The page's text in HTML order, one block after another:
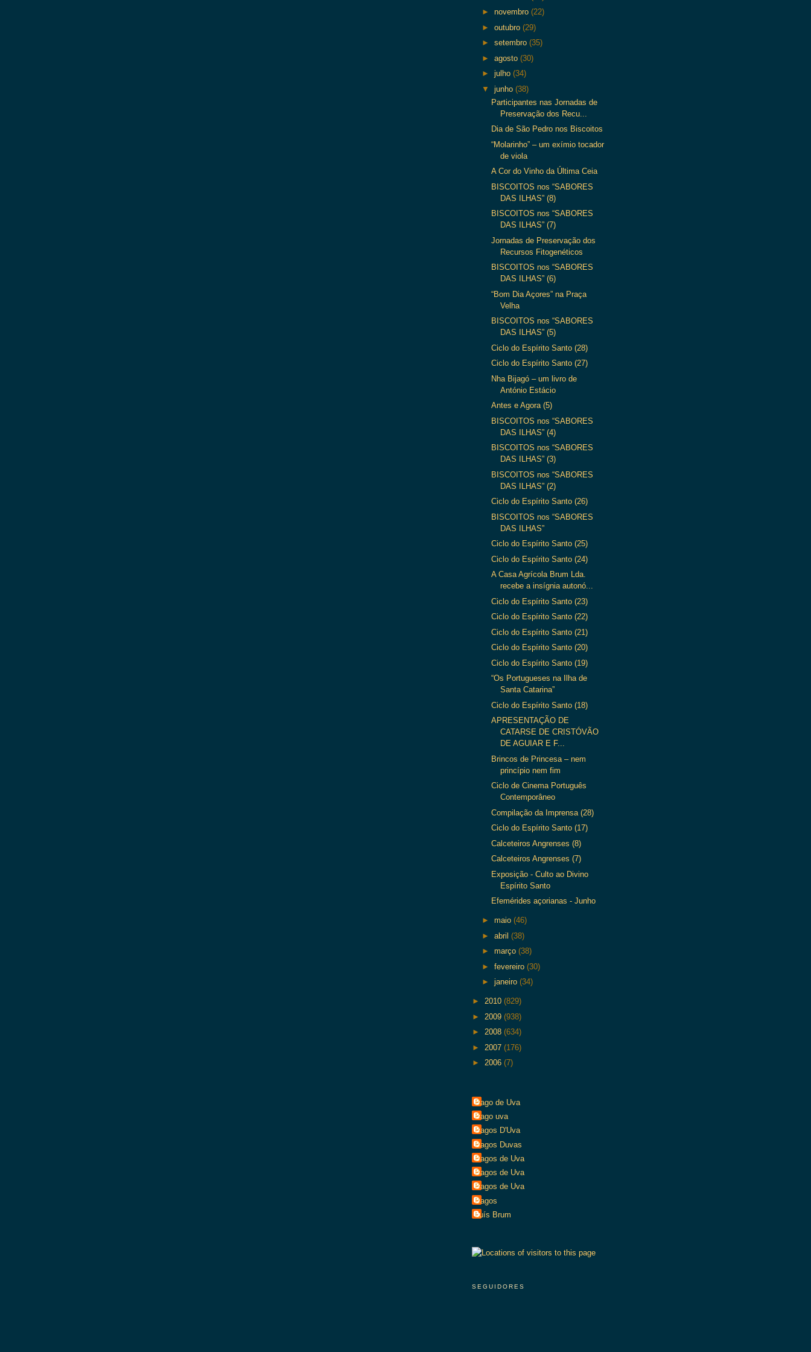
► novembro (22)
► outubro (29)
► setembro (35)
► agosto (30)
► julho (34)
▼ junho (38)
Participantes nas Jornadas de
Preservação dos Recu...
Dia de São Pedro nos Biscoitos
“Molarinho” – um exímio tocador
de viola
A Cor do Vinho da Última Ceia
BISCOITOS nos “SABORES
DAS ILHAS” (8)
BISCOITOS nos “SABORES
DAS ILHAS” (7)
Jornadas de Preservação dos
Recursos Fitogenéticos
BISCOITOS nos “SABORES
DAS ILHAS” (6)
“Bom Dia Açores” na Praça
Velha
BISCOITOS nos “SABORES
DAS ILHAS” (5)
Ciclo do Espírito Santo (28)
Ciclo do Espírito Santo (27)
Nha Bijagó – um livro de
António Estácio
Antes e Agora (5)
BISCOITOS nos “SABORES
DAS ILHAS” (4)
BISCOITOS nos “SABORES
DAS ILHAS” (3)
BISCOITOS nos “SABORES
DAS ILHAS” (2)
Ciclo do Espírito Santo (26)
BISCOITOS nos “SABORES
DAS ILHAS”
Ciclo do Espírito Santo (25)
Ciclo do Espírito Santo (24)
A Casa Agrícola Brum Lda.
recebe a insígnia autonó...
Ciclo do Espírito Santo (23)
Ciclo do Espírito Santo (22)
Ciclo do Espírito Santo (21)
Ciclo do Espírito Santo (20)
Ciclo do Espírito Santo (19)
“Os Portugueses na Ilha de
Santa Catarina”
Ciclo do Espírito Santo (18)
APRESENTAÇÃO DE
CATARSE DE CRISTÓVÃO
DE AGUIAR E F...
Brincos de Princesa – nem
princípio nem fim
Ciclo de Cinema Português
Contemporâneo
Compilação da Imprensa (28)
Ciclo do Espírito Santo (17)
Calceteiros Angrenses (8)
Calceteiros Angrenses (7)
Exposição - Culto ao Divino
Espírito Santo
Efemérides açorianas - Junho
► maio (46)
► abril (38)
► março (38)
► fevereiro (30)
► janeiro (34)
► 2010 (829)
► 2009 (938)
► 2008 (634)
► 2007 (176)
► 2006 (7)
Bago de Uva
Bago uva
Bagos D'Uva
Bagos Duvas
Bagos de Uva
Bagos de Uva
Bagos de Uva
Bagos
Luís Brum
SEGUIDORES